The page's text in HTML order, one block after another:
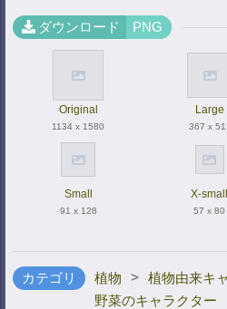
ダウンロード PNG
Original
1134 x 1580
Large
367 x
Small
91 x 128
X-small
57 x 80
カテゴリ 植物 > 植物由来キ
野菜のキャラクター